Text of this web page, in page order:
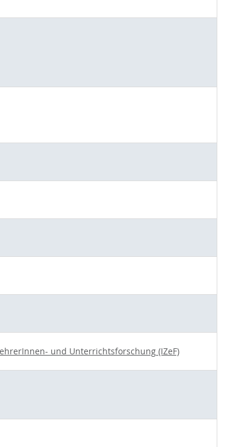
und Unterrichtsforschung (IZeF)